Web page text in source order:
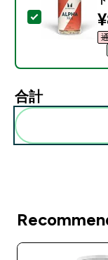
この商品を
合計